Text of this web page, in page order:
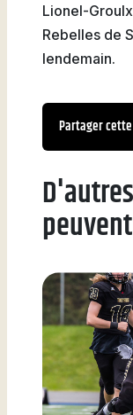
Lionel-
Rebelles de
lendemain.
Partager